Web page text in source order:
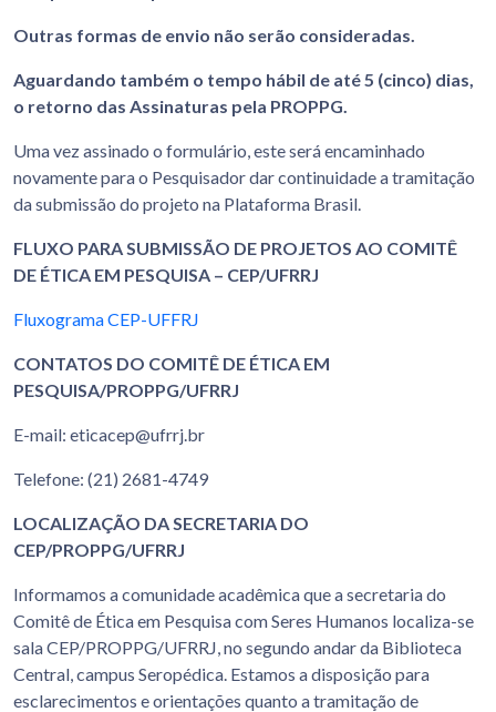
Outras formas de envio não serão consideradas.
Aguardando também o tempo hábil de até 5 (cinco) dias,
o retorno das Assinaturas pela PROPPG.
Uma vez assinado o formulário, este será encaminhado
novamente para o Pesquisador dar continuidade a tramitação
da submissão do projeto na Plataforma Brasil.
FLUXO PARA SUBMISSÃO DE PROJETOS AO COMITÊ
DE ÉTICA EM PESQUISA – CEP/UFRRJ
Fluxograma CEP-UFFRJ
CONTATOS DO COMITÊ DE ÉTICA EM
PESQUISA/PROPPG/UFRRJ
E-mail: eticacep@ufrrj.br
Telefone: (21) 2681-4749
LOCALIZAÇÃO DA SECRETARIA DO
CEP/PROPPG/UFRRJ
Informamos a comunidade acadêmica que a secretaria do
Comitê de Ética em Pesquisa com Seres Humanos localiza-se
sala CEP/PROPPG/UFRRJ, no segundo andar da Biblioteca
Central, campus Seropédica. Estamos a disposição para
esclarecimentos e orientações quanto a tramitação de